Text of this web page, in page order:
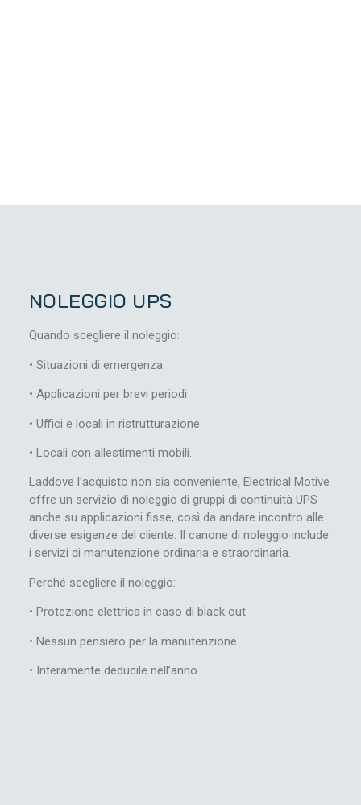
NOLEGGIO UPS
Quando scegliere il noleggio:
• Situazioni di emergenza
• Applicazioni per brevi periodi
• Uffici e locali in ristrutturazione
• Locali con allestimenti mobili.
Laddove l’acquisto non sia conveniente, Electrical Motive
offre un servizio di noleggio di gruppi di continuità UPS
anche su applicazioni fisse, così da andare incontro alle
diverse esigenze del cliente. Il canone di noleggio include
i servizi di manutenzione ordinaria e straordinaria.
Perché scegliere il noleggio:
• Protezione elettrica in caso di black out
• Nessun pensiero per la manutenzione
• Interamente deducile nell’anno.